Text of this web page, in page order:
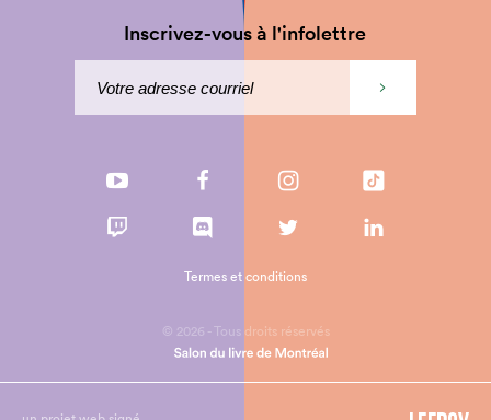
Inscrivez-vous à l'infolettre
© 2026 - Tous droits réservés
Termes et conditions